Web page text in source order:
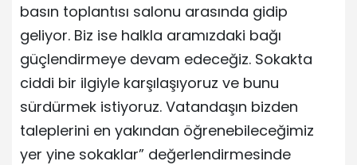
basın toplantısı salonu arasında gidip
geliyor. Biz ise halkla aramızdaki bağı
güçlendirmeye devam edeceğiz. Sokakta
ciddi bir ilgiyle karşılaşıyoruz ve bunu
sürdürmek istiyoruz. Vatandaşın bizden
taleplerini en yakından öğrenebileceğimiz
yer yine sokaklar” değerlendirmesinde